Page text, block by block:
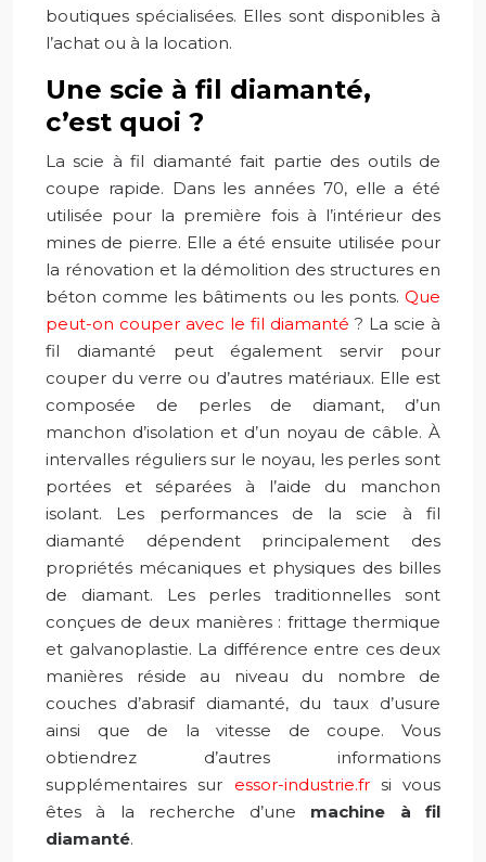
boutiques spécialisées. Elles sont disponibles à
l’achat ou à la location.
Une scie à fil diamanté,
c’est quoi ?
La scie à fil diamanté fait partie des outils de
coupe rapide. Dans les années 70, elle a été
utilisée pour la première fois à l’intérieur des
mines de pierre. Elle a été ensuite utilisée pour
la rénovation et la démolition des structures en
béton comme les bâtiments ou les ponts. Que
peut-on couper avec le fil diamanté ? La scie à
fil diamanté peut également servir pour
couper du verre ou d’autres matériaux. Elle est
composée de perles de diamant, d’un
manchon d’isolation et d’un noyau de câble. À
intervalles réguliers sur le noyau, les perles sont
portées et séparées à l’aide du manchon
isolant. Les performances de la scie à fil
diamanté dépendent principalement des
propriétés mécaniques et physiques des billes
de diamant. Les perles traditionnelles sont
conçues de deux manières : frittage thermique
et galvanoplastie. La différence entre ces deux
manières réside au niveau du nombre de
couches d’abrasif diamanté, du taux d’usure
ainsi que de la vitesse de coupe. Vous
obtiendrez d’autres informations
supplémentaires sur essor-industrie.frsi vous
êtes à la recherche d’une machine à fil
diamanté.